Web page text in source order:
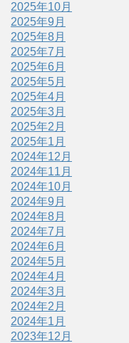
2025年10月
2025年9月
2025年8月
2025年7月
2025年6月
2025年5月
2025年4月
2025年3月
2025年2月
2025年1月
2024年12月
2024年11月
2024年10月
2024年9月
2024年8月
2024年7月
2024年6月
2024年5月
2024年4月
2024年3月
2024年2月
2024年1月
2023年12月